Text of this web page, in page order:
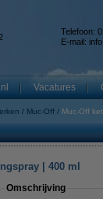
Telefoon:
E-mail:
Vacatures
Muc-Off Muc-Off
| 400 ml
Omschrijving